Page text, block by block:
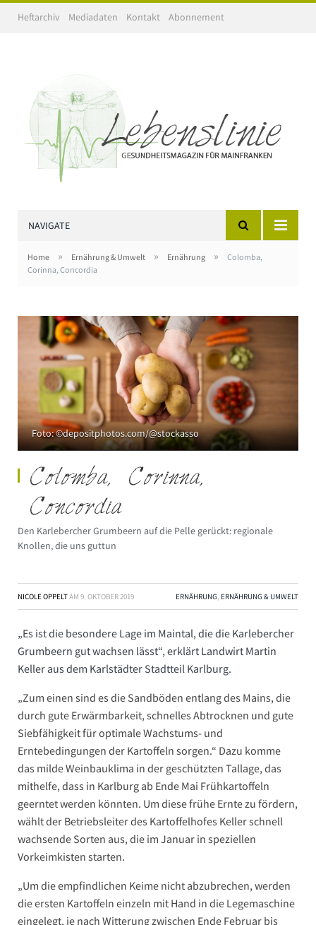
Heftarchiv Mediadaten Kontakt Abonnement
NAVIGATE
Home » Ernährung & Umwelt » Ernährung »
Colomba,
Corinna, Concordia
Foto: ©depositphotos.com/@stockasso
Colomba, Corinna,
Concordia
Den Karlebercher Grumbeern auf die Pelle gerückt: regionale
Knollen, die uns guttun
NICOLE OPPELTAM 9. OKTOBER 2019 ERNÄHRUNG, ERNÄHRUNG & UMWELT
„Es ist die besondere Lage im Maintal, die die Karlebercher
Grumbeern gut wachsen lässt“, erklärt Landwirt Martin
Keller aus dem Karlstädter Stadtteil Karlburg.
„Zum einen sind es die Sandböden entlang des Mains, die
durch gute Erwärmbarkeit, schnelles Abtrocknen und gute
Siebfähigkeit für optimale Wachstums- und
Erntebedingungen der Kartoffeln sorgen.“ Dazu komme
das milde Weinbauklima in der geschützten Tallage, das
mithelfe, dass in Karlburg ab Ende Mai Frühkartoffeln
geerntet werden könnten. Um diese frühe Ernte zu fördern,
wählt der Betriebsleiter des Kartoffelhofes Keller schnell
wachsende Sorten aus, die im Januar in speziellen
Vorkeimkisten starten.
„Um die empfindlichen Keime nicht abzubrechen, werden
die ersten Kartoffeln einzeln mit Hand in die Legemaschine
eingelegt, je nach Witterung zwischen Ende Februar bis